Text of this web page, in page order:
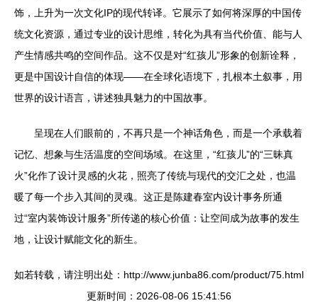
饰，上升为一次文化IP的现代转译。它展示了如何将深厚的中国传
统文化资源，通过专业的设计思维，转化为具有当代价值、能与人
产生情感共鸣的空间作品。这不仅是对“红孩儿”形象的创新诠释，
更是中国设计自信的体现——在全球化语境下，扎根本土叙事，用
世界的设计语言，讲述独具魅力的中国故事。
呈现在人们眼前的，不再只是一个神话角色，而是一个承载着
记忆、想象与生活温度的空间场域。在这里，“红孩儿”的“三昧真
火”化作了设计灵感的火花，照亮了传统与现代的交汇之处，也温
暖了每一个步入其间的灵魂。这正是陈建春室内设计事务所通
过“室内装饰设计服务”所传递的核心价值：让空间成为故事的发生
地，让设计赋能文化的新生。
如若转载，请注明出处：http://www.junba86.com/product/75.html
更新时间：2026-08-06 15:41:56